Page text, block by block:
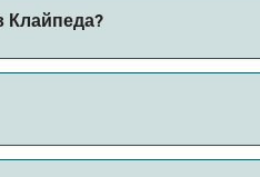
Клайпеда?
информацию через наш